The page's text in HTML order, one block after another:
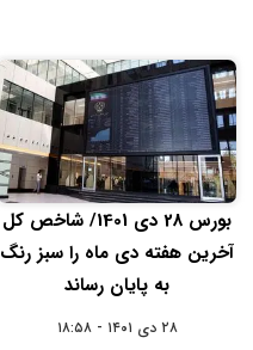
بورس 28 دی 1401/ شاخص کل
آخرین هفته دی ماه را سبز رنگ
به پایان رساند
۲۸ دی ۱۴۰۱ - ۱۸:۵۸